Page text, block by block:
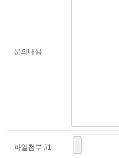
문의내용
파일첨부 #1